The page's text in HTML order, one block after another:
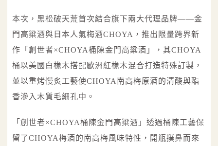
本次，黑松破天荒首次結合旗下兩大代理品牌——金
門高粱酒與日本人氣梅酒CHOYA，推出限量跨界新
作「創世者×CHOYA桶陳金門高粱酒」，其CHOYA
桶以美國白橡木搭配歐洲紅橡木混合打造特殊訂製，
並以重烤慢炙工藝使CHOYA南高梅原酒的清酸與酯
香滲入木質毛細孔中。
「創世者×CHOYA桶陳金門高粱酒」透過桶陳工藝保
留了CHOYA梅酒的南高梅風味特性，開瓶撲鼻而來